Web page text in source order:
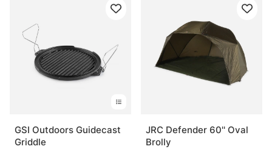
GSI Outdoors Guidecast
Griddle
JRC Defender 60'' Oval
Brolly